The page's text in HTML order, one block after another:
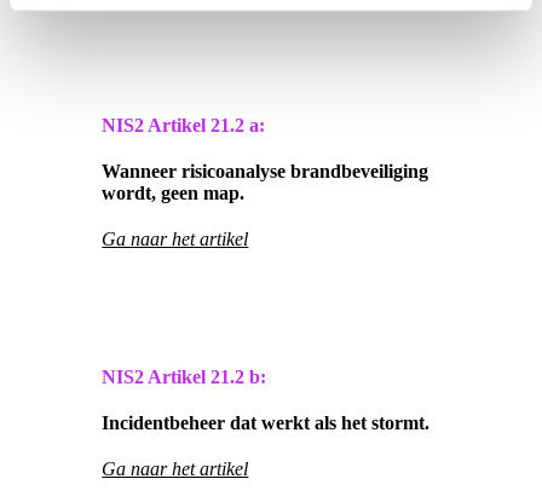
NIS2 Artikel21.2 a:
Wanneer risicoanalyse brandbeveiliging
wordt, geen map.
Ga naar het artikel
NIS2 Artikel21.2 b:
Incidentbeheer dat werkt als het stormt.
Ga naar het artikel